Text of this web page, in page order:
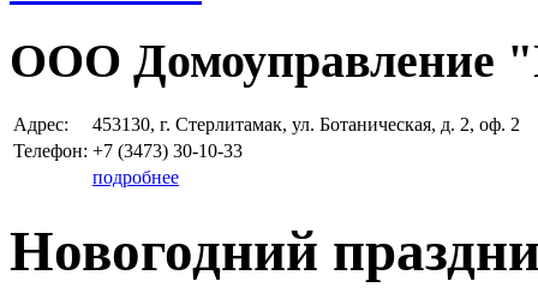
ООО Домоуправление
Адрес:
453130, г. Стерлитамак, ул. Ботаническая, д. 2, оф. 2
Телефон: +7 (3473) 30-10-33
подробнее
Новогодний